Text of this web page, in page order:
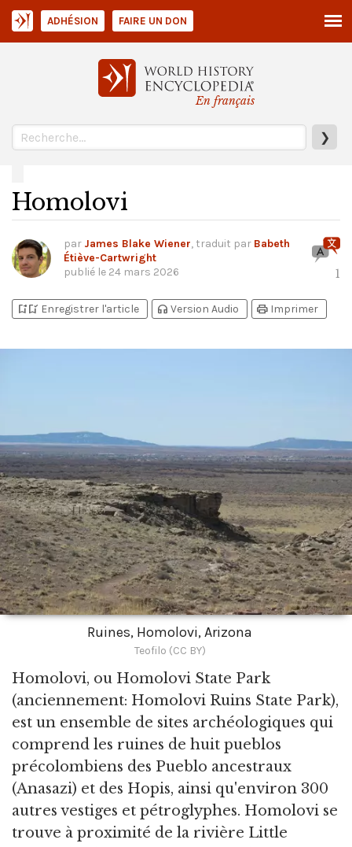
En français
❯
ADHÉSION FAIRE UN DON
Homolovi
par James Blake Wiener, traduit par Babeth
Étiève-Cartwright
publié le 24 mars 2026 1
bookmark_addbookmark_added Enregistrer l'article headphones Version Audio print Imprimer
Ruines, Homolovi, Arizona
Teofilo (CC BY)
Homolovi, ou Homolovi State Park
(anciennement: Homolovi Ruins State Park),
est un ensemble de sites archéologiques qui
comprend les ruines de huit pueblos
précolombiens des Pueblo ancestraux
(Anasazi) et des Hopis, ainsi qu'environ 300
autres vestiges et pétroglyphes. Homolovi se
trouve à proximité de la rivière Little